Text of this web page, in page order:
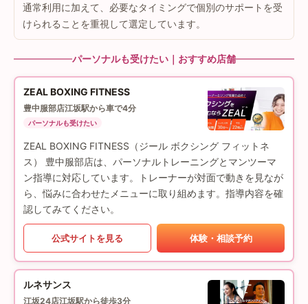
通常利用に加えて、必要なタイミングで個別のサポートを受
けられることを重視して選定しています。
パーソナルも受けたい｜おすすめ店舗
ZEAL BOXING FITNESS
豊中服部店江坂駅から車で4分
パーソナルも受けたい
ZEAL BOXING FITNESS（ジール ボクシング フィットネ
ス） 豊中服部店は、パーソナルトレーニングとマンツーマ
ン指導に対応しています。トレーナーが対面で動きを見なが
ら、悩みに合わせたメニューに取り組めます。指導内容を確
認してみてください。
公式サイトを見る 体験・相談予約
ルネサンス
江坂24店江坂駅から徒歩3分